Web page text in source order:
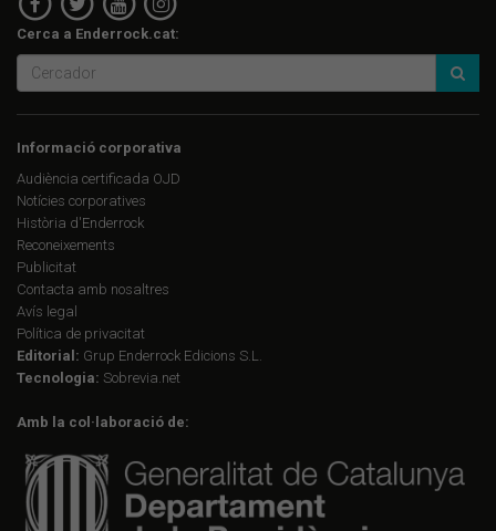
Cerca a Enderrock.cat:
Informació corporativa
Audiència certificada OJD
Notícies corporatives
Història d'Enderrock
Reconeixements
Publicitat
Contacta amb nosaltres
Avís legal
Política de privacitat
Editorial: Grup Enderrock Edicions S.L.
Tecnologia: Sobrevia.net
Amb la col·laboració de: